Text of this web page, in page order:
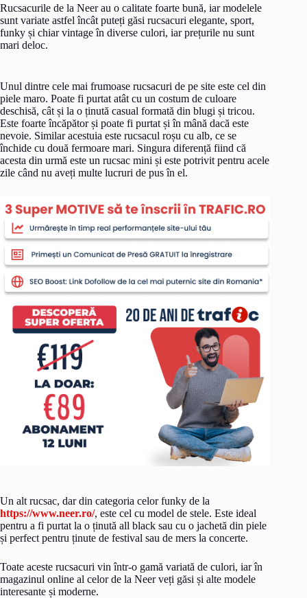
Rucsacurile de la Neer au o calitate foarte bună, iar modelele
sunt variate astfel încât puteți găsi rucsacuri elegante, sport,
funky și chiar vintage în diverse culori, iar prețurile nu sunt
mari deloc.
Unul dintre cele mai frumoase rucsacuri de pe site este cel din
piele maro. Poate fi purtat atât cu un costum de culoare
deschisă, cât și la o ținută casual formată din blugi și tricou.
Este foarte încăpător și poate fi purtat și în mână dacă este
nevoie. Similar acestuia este rucsacul roșu cu alb, ce se
închide cu două fermoare mari. Singura diferență fiind că
acesta din urmă este un rucsac mini și este potrivit pentru acele
zile când nu aveți multe lucruri de pus în el.
Un alt rucsac, dar din categoria celor funky de la
https://www.neer.ro/, este cel cu model de stele. Este ideal
pentru a fi purtat la o ținută all black sau cu o jachetă din piele
și perfect pentru ținute de festival sau de mers la concerte.
Toate aceste rucsacuri vin într-o gamă variată de culori, iar în
magazinul online al celor de la Neer veți găsi și alte modele
interesante și moderne.